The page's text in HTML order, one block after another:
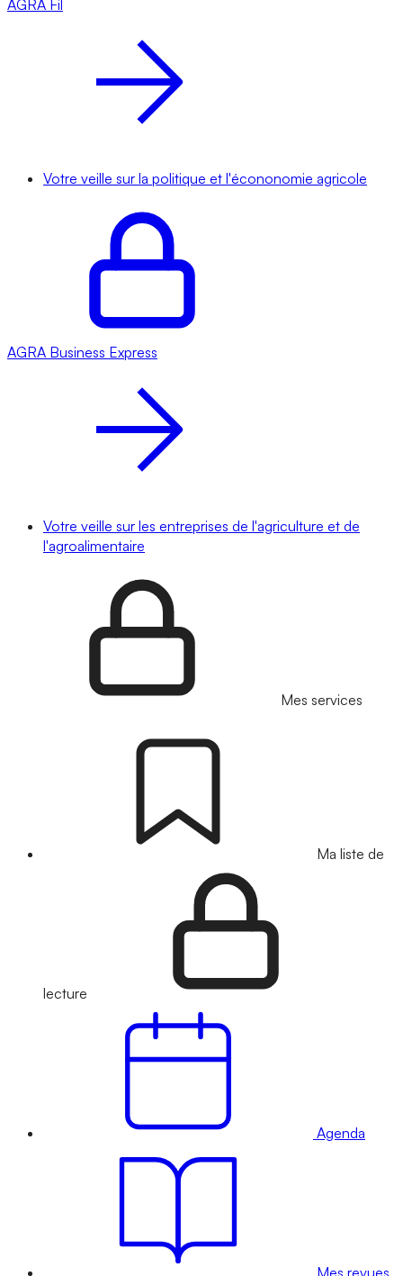
AGRA Fil
Votre veille sur la politique et l'écononomie agricole
AGRA Business Express
Votre veille sur les entreprises de l'agriculture et de
l'agroalimentaire
Mes services
Ma liste de
lecture
Agenda
Mes revues